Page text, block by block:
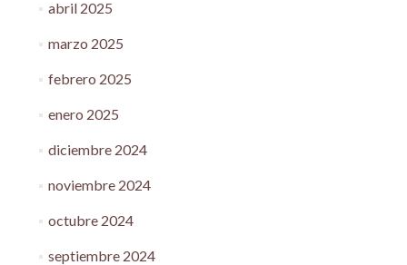
abril 2025
marzo 2025
febrero 2025
enero 2025
diciembre 2024
noviembre 2024
octubre 2024
septiembre 2024